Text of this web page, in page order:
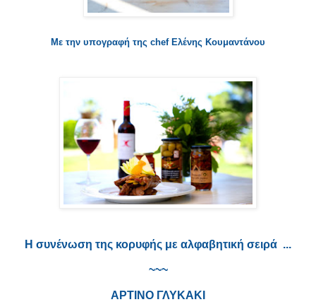
Με την υπογραφή της chef Ελένης Κουμαντάνου
Η συνένωση της κορυφής με αλφαβητική σειρά  ...
~~~
ΑΡΤΙΝΟ ΓΛΥΚΑΚΙ